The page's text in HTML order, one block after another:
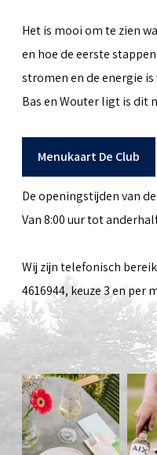
Het is mooi om te zien
en hoe de eerste
stromen en de energie
Bas en Wouter ligt is dit
Menukaart De Club
De openingstijden van
Van 8:00 uur tot
Wij zijn telefonisch
4616944, keuze 3 en per